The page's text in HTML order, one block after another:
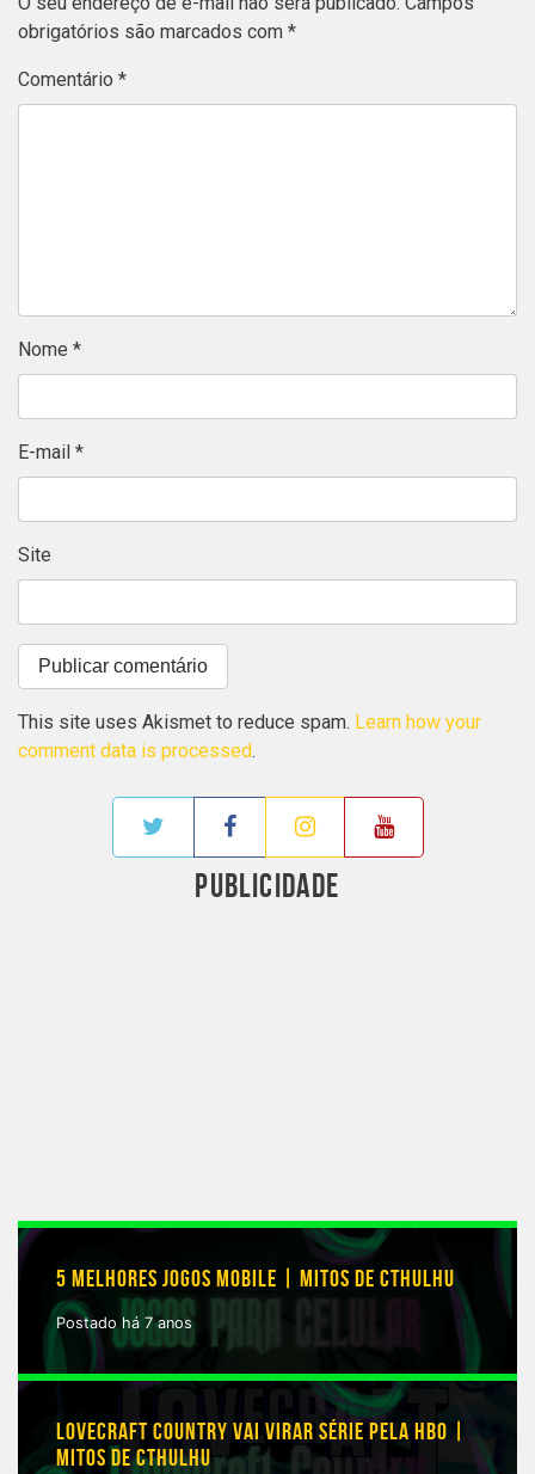
obrigatórios são marcados com *
Comentário *
Nome *
E-mail *
Site
This site uses Akismet to reduce spam. Learn how your
comment data is processed.
PUBLICIDADE
5 MELHORES JOGOS MOBILE | MITOS DE CTHULHU
Postado há 7 anos
LOVECRAFT COUNTRY VAI VIRAR SÉRIE PELA HBO |
MITOS DE CTHULHU